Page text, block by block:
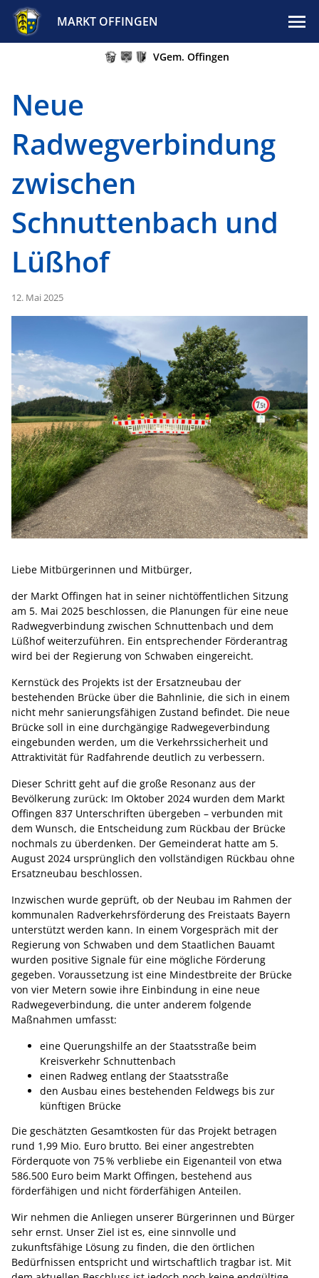
MARKT OFFINGEN
VGem. Offingen
Neue
Radwegverbindung
zwischen
Schnuttenbach und
Lüßhof
12. Mai 2025
Liebe Mitbürgerinnen und Mitbürger,
der Markt Offingen hat in seiner nichtöffentlichen Sitzung
am 5. Mai 2025 beschlossen, die Planungen für eine neue
Radwegverbindung zwischen Schnuttenbach und dem
Lüßhof weiterzuführen. Ein entsprechender Förderantrag
wird bei der Regierung von Schwaben eingereicht.
Kernstück des Projekts ist der Ersatzneubau der
bestehenden Brücke über die Bahnlinie, die sich in einem
nicht mehr sanierungsfähigen Zustand befindet. Die neue
Brücke soll in eine durchgängige Radwegeverbindung
eingebunden werden, um die Verkehrssicherheit und
Attraktivität für Radfahrende deutlich zu verbessern.
Dieser Schritt geht auf die große Resonanz aus der
Bevölkerung zurück: Im Oktober 2024 wurden dem Markt
Offingen 837 Unterschriften übergeben – verbunden mit
dem Wunsch, die Entscheidung zum Rückbau der Brücke
nochmals zu überdenken. Der Gemeinderat hatte am 5.
August 2024 ursprünglich den vollständigen Rückbau ohne
Ersatzneubau beschlossen.
Inzwischen wurde geprüft, ob der Neubau im Rahmen der
kommunalen Radverkehrsförderung des Freistaats Bayern
unterstützt werden kann. In einem Vorgespräch mit der
Regierung von Schwaben und dem Staatlichen Bauamt
wurden positive Signale für eine mögliche Förderung
gegeben. Voraussetzung ist eine Mindestbreite der Brücke
von vier Metern sowie ihre Einbindung in eine neue
Radwegeverbindung, die unter anderem folgende
Maßnahmen umfasst:
eine Querungshilfe an der Staatsstraße beim
Kreisverkehr Schnuttenbach
einen Radweg entlang der Staatsstraße
den Ausbau eines bestehenden Feldwegs bis zur
künftigen Brücke
Die geschätzten Gesamtkosten für das Projekt betragen
rund 1,99 Mio. Euro brutto. Bei einer angestrebten
Förderquote von 75 % verbliebe ein Eigenanteil von etwa
586.500 Euro beim Markt Offingen, bestehend aus
förderfähigen und nicht förderfähigen Anteilen.
Wir nehmen die Anliegen unserer Bürgerinnen und Bürger
sehr ernst. Unser Ziel ist es, eine sinnvolle und
zukunftsfähige Lösung zu finden, die den örtlichen
Bedürfnissen entspricht und wirtschaftlich tragbar ist. Mit